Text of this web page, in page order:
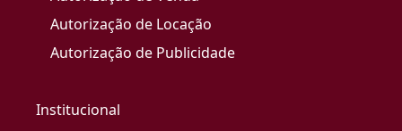
Autorização de Locação
Autorização de Publicidade
Institucional